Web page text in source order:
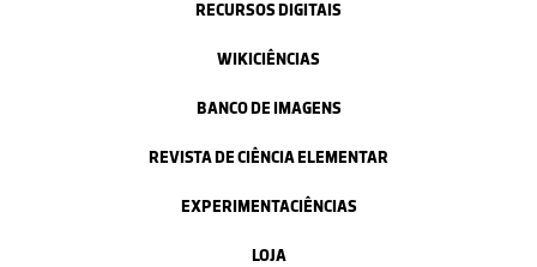
RECURSOS DIGITAIS
WIKICIÊNCIAS
BANCO DE IMAGENS
REVISTA DE CIÊNCIA ELEMENTAR
EXPERIMENTACIÊNCIAS
LOJA